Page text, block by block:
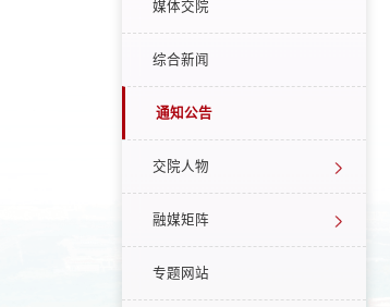
媒体交院
综合新闻
通知公告
交院人物
融媒矩阵
专题网站